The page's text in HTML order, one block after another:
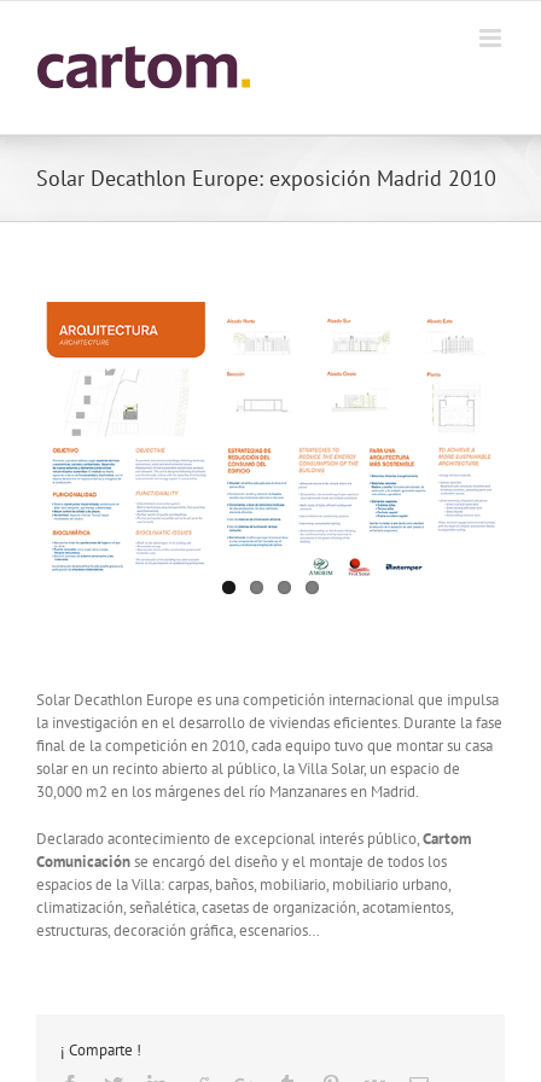
content
Solar Decathlon Europe: exposición Madrid 2010
View
Larger
Image
Solar Decathlon Europe es una competición internacional que impulsa
la investigación en el desarrollo de viviendas eficientes. Durante la fase
final de la competición en 2010, cada equipo tuvo que montar su casa
solar en un recinto abierto al público, la Villa Solar, un espacio de
30,000 m2 en los márgenes del río Manzanares en Madrid.
Declarado acontecimiento de excepcional interés público,Cartom
Comunicaciónse encargó del diseño y el montaje de todos los
espacios de la Villa: carpas, baños, mobiliario, mobiliario urbano,
climatización, señalética, casetas de organización, acotamientos,
estructuras, decoración gráfica, escenarios…
¡ Comparte !